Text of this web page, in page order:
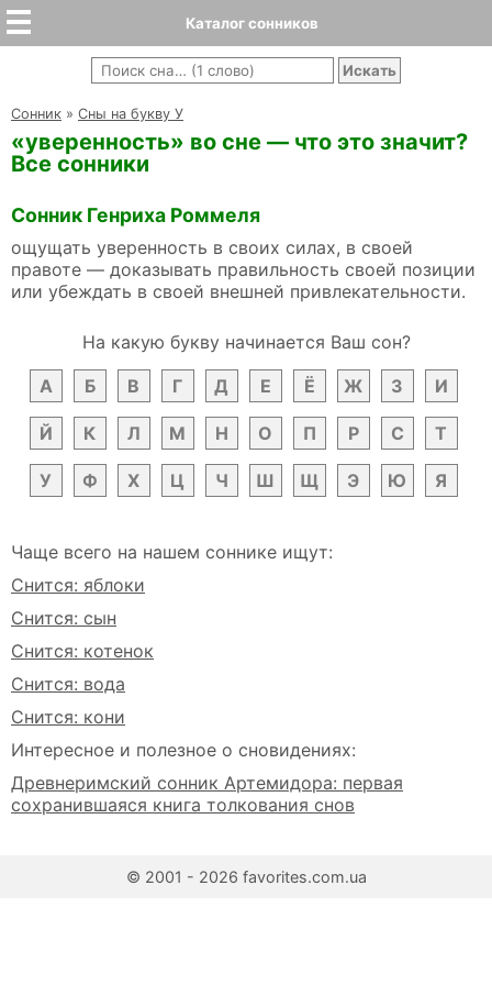
Каталог сонников
Cонник » Сны на букву У
«уверенность» во сне — что это значит?
Все сонники
Сонник Генриха Роммеля
ощущать уверенность в своих силах, в своей
правоте — доказывать правильность своей позиции
или убеждать в своей внешней привлекательности.
На какую букву начинается Ваш сон?
А
Б В Г Д Е Ё Ж З И
Й К Л М Н О П Р С Т
У Ф Х Ц Ч Ш Щ Э Ю Я
Чаще всего на нашем соннике ищут:
Снится: яблоки
Снится: сын
Снится: котенок
Снится: вода
Снится: кони
Интересное и полезное о сновидениях:
Древнеримский сонник Артемидора: первая
сохранившаяся книга толкования снов
© 2001 - 2026 favorites.com.ua